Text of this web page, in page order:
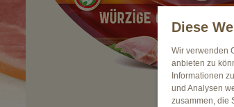
Diese
Wir verwenden
anbieten zu
Informationen
und Analysen
zusammen, die